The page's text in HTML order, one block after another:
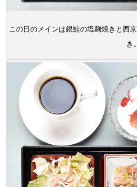
この日のメインは銀鮭の塩麹焼きと西
き。